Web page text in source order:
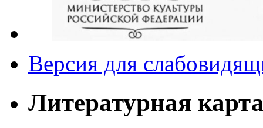
Версия для
Литературная